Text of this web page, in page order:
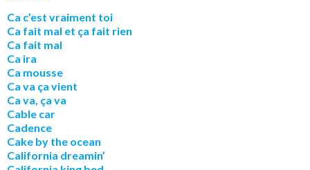
Ca c’est vraiment toi
Ca fait mal et ça fait rien
Ca fait mal
Ca ira
Ca mousse
Ca va ça vient
Ca va, ça va
Cable car
Cadence
Cake by the ocean
California dreamin’